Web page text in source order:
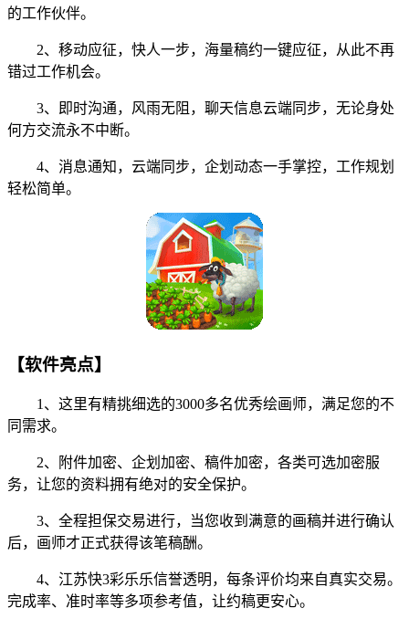
的工作伙伴。
2、移动应征，快人一步，海量稿约一键应征，从此不再
错过工作机会。
3、即时沟通，风雨无阻，聊天信息云端同步，无论身处
何方交流永不中断。
4、消息通知，云端同步，企划动态一手掌控，工作规划
轻松简单。
【软件亮点】
1、这里有精挑细选的3000多名优秀绘画师，满足您的不
同需求。
2、附件加密、企划加密、稿件加密，各类可选加密服
务，让您的资料拥有绝对的安全保护。
3、全程担保交易进行，当您收到满意的画稿并进行确认
后，画师才正式获得该笔稿酬。
4、江苏快3彩乐乐信誉透明，每条评价均来自真实交易。
完成率、准时率等多项参考值，让约稿更安心。